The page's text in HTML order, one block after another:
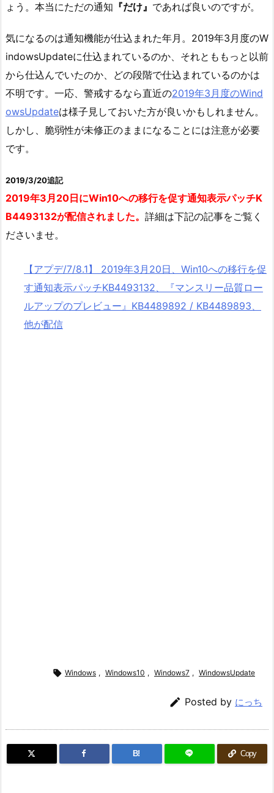
ょう。本当にただの通知 『だけ』 であれば良いのですが。
気になるのは通知機能が仕込まれた年月。2019年3月度のW
indowsUpdateに仕込まれているのか、それとももっと以前
から仕込んでいたのか、どの段階で仕込まれているのかは
不明です。一応、警戒するなら直近の2019年3月度のWind
owsUpdateは様子見しておいた方が良いかもしれません。
しかし、脆弱性が未修正のままになることには注意が必要
です。
2019/3/20追記
2019年3月20日にWin10への移行を促す通知表示パッチK
B4493132が配信されました。 詳細は下記の記事をご覧く
ださいませ。
【アプデ/7/8.1】 2019年3月20日、Win10への移行を促
す通知表示パッチKB4493132、『マンスリー品質ロー
ルアップのプレビュー』KB4489892 / KB4489893、
他が配信
 Windows , Windows10 , Windows7 , WindowsUpdate
 Posted by にっち
B! Copy